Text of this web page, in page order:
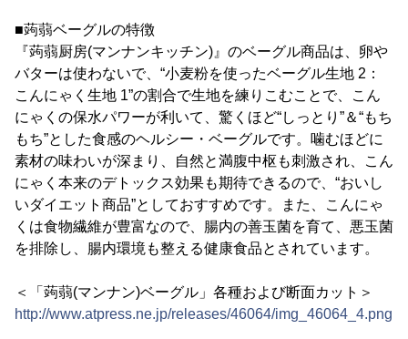
■蒟蒻ベーグルの特徴
『蒟蒻厨房(マンナンキッチン)』のベーグル商品は、卵や
バターは使わないで、“小麦粉を使ったベーグル生地 2：
こんにゃく生地 1”の割合で生地を練りこむことで、こん
にゃくの保水パワーが利いて、驚くほど“しっとり”＆“もち
もち”とした食感のヘルシー・ベーグルです。噛むほどに
素材の味わいが深まり、自然と満腹中枢も刺激され、こん
にゃく本来のデトックス効果も期待できるので、“おいし
いダイエット商品”としておすすめです。また、こんにゃ
くは食物繊維が豊富なので、腸内の善玉菌を育て、悪玉菌
を排除し、腸内環境も整える健康食品とされています。
＜「蒟蒻(マンナン)ベーグル」各種および断面カット＞
http://www.atpress.ne.jp/releases/46064/img_46064_4.png